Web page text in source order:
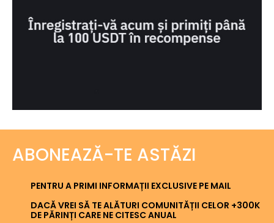
ABONEAZĂ-TE ASTĂZI
PENTRU A PRIMI INFORMAȚII EXCLUSIVE PE MAIL
DACĂ VREI SĂ TE ALĂTURI COMUNITĂȚII CELOR +300K
DE PĂRINȚI CARE NE CITESC ANUAL